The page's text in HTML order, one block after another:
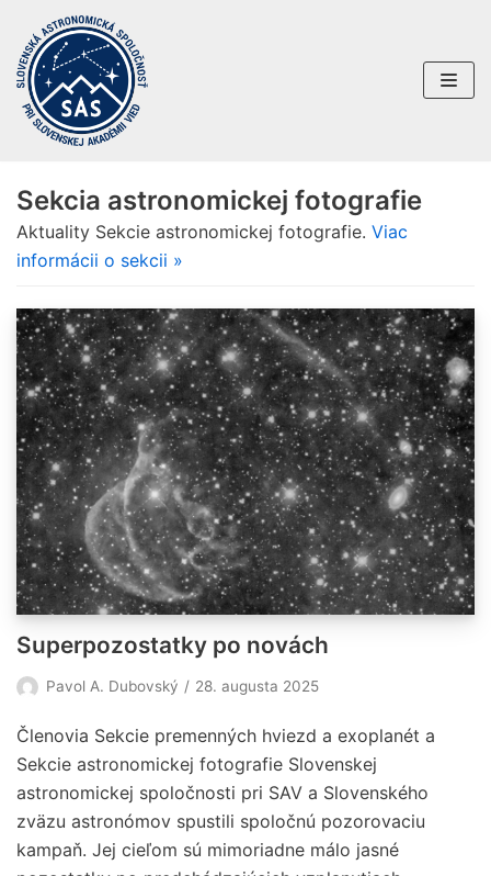
Preskočiť
na
obsah
Sekcia astronomickej fotografie
Aktuality Sekcie astronomickej fotografie. Viac
informácii o sekcii »
Superpozostatky po novách
Pavol A. Dubovský 28. augusta 2025
Členovia Sekcie premenných hviezd a exoplanét a
Sekcie astronomickej fotografie Slovenskej
astronomickej spoločnosti pri SAV a Slovenského
zväzu astronómov spustili spoločnú pozorovaciu
kampaň. Jej cieľom sú mimoriadne málo jasné